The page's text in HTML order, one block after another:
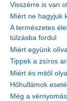
Visszérre is van
Miért ne hagyjuk
A természetes
túlzásba fordul
Miért együnk
Tippek a zsíros
Miért és mitől
Hőhullámok
Még a